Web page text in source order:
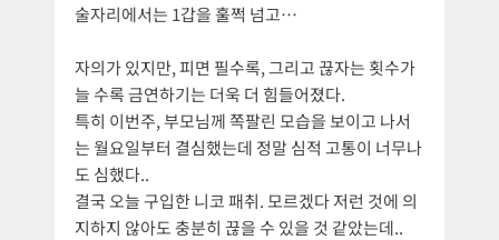
술자리에서는 1갑을 훌쩍 넘고…
자의가 있지만, 피면 필수록, 그리고 끊자는 횟수가
늘 수록 금연하기는 더욱 더 힘들어졌다.
특히 이번주, 부모님께 쪽팔린 모습을 보이고 나서
는 월요일부터 결심했는데 정말 심적 고통이 너무나
도 심했다..
결국 오늘 구입한 니코 패취. 모르겠다 저런 것에 의
지하지 않아도 충분히 끊을 수 있을 것 같았는데..